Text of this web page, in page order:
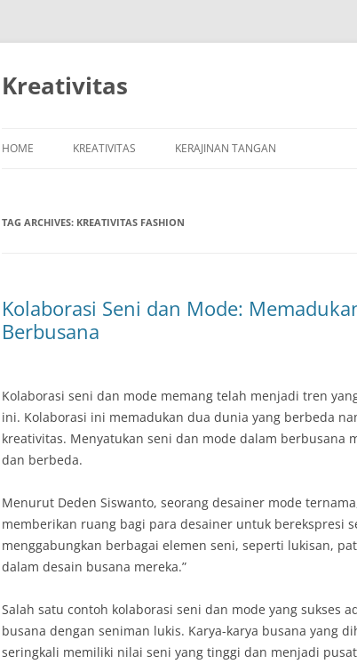
Skip
Kreativitas
HOME KREATIVITAS KERAJINAN TANGAN
TAG ARCHIVES: KREATIVITAS FASHION
Kolaborasi Seni dan Mode:
Berbusana
Kolaborasi seni dan mode memang telah menjadi tren
ini. Kolaborasi ini memadukan dua dunia yang berbeda
kreativitas. Menyatukan seni dan mode dalam berbusana
dan berbeda.
Menurut Deden Siswanto, seorang desainer mode
memberikan ruang bagi para desainer untuk berekspresi
menggabungkan berbagai elemen seni, seperti lukisan,
dalam desain busana mereka.”
Salah satu contoh kolaborasi seni dan mode yang sukses
busana dengan seniman lukis. Karya-karya busana yang
seringkali memiliki nilai seni yang tinggi dan menjadi